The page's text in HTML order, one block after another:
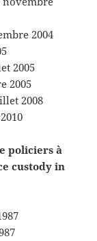
2004
2005
2005
2008
policiers à
custody in